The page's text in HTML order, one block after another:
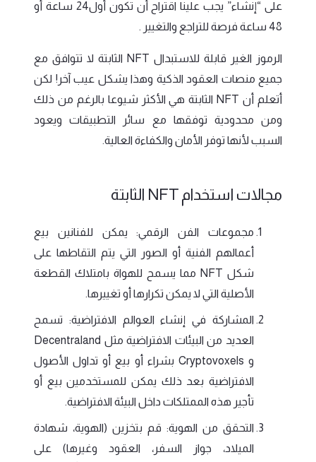
على “إنشاء” يجب علينا اقتراح أن تكون أول24 ساعة أو
48 ساعة فرصة للتراجع والتغيير .
الرموز الغير قابلة للاستبدال NFT الثابتة لا تتوافق مع
جميع منصات العقود الذكية وهذا يشكل عيب آخر! لكن
أتعلم أن NFT الثابتة هي الأكثر شيوعا بالرغم من ذلك
ومن محدودية توفقها مع سائر التطبيقات ويعود
السبب لأنها توفر الأمان والكفاءة العالية.
مجالات استخدام NFT الثابتة
مجموعات الفن الرقمي: يمكن للفنانين بيع
أعمالهم الفنية أو الصور التي يتم التقاطها على
شكل NFT مما يسمح للهواة بامتلاك القطعة
الأصلية التي لا يمكن تكرارها أو تغييرها.
المشاركة في إنشاء العوالم الافتراضية: تسمح
العديد من البيئات الافتراضية مثل Decentraland
و Cryptovoxels بشراء أو بيع أو تداول الأصول
الافتراضية بعد ذلك يمكن للمستخدمين بيع أو
تأجير هذه الممتلكات داخل البيئة الافتراضية.
التحقق من الهوية: قم بتخزين (الهوية، شهادة
الميلاد، جواز السفر، العقود وغيرها) على